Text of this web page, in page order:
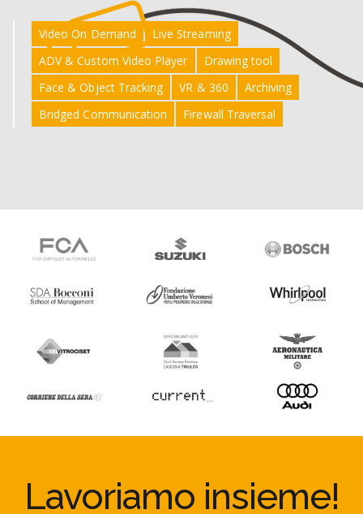
Video On Demand
Live Streaming
ADV & Custom Video Player
Drawing tool
Face & Object Tracking
VR & 360
Archiving
Bridged Communication
Firewall Traversal
Lavoriamo insieme!